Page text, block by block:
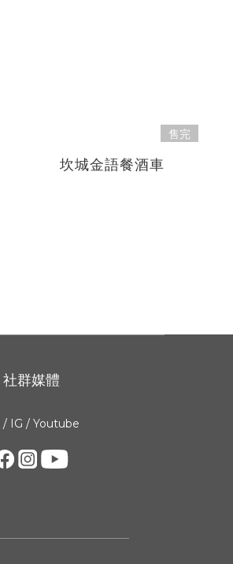
售完
坎城金語餐酒車
社群媒體
/IG / Youtube